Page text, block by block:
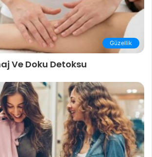
Güzellik
Ve Doku Detoksu